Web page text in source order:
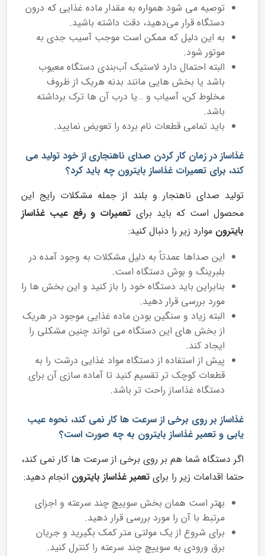
توصیه می ‌شود همواره به مقدار ماده غذایی که درون
دستگاه قرار می‌دهید، دقت داشته باشید.
به این دلیل که ممکن است موجب آسیب جدی به
موتور شود.
البته احتمال دارد لاستیک آب‌بندی دستگاه معیوب
باشد یا بخش‌ هایی مانند بدنه هریک از ظروف
مخلوط ‌کن، آسیاب و …یا درب آن ‌‌‌‌‌‌‌‌ها ترک برداشته
باشد.
باید تمامی قطعات نام برده را تعویض نمایید.
غذاساز در زمان کار کردن صدای ناهنجاری از خود تولید می
کند، برای تعمیرات غذاساز بایترون چه باید کرد؟
تولید صدای ناهنجار و بلند از جمله مشکلات رایج این
محصول است که باید برای تعمیرات و رفع عیب غذاساز
بایترون موارد زیر را دنبال کنید:
این صداها عمدتاً به دلیل مشکلات به وجود آمده در
بلبرینگ و بوش دستگاه است.
بنابراین باید دستگاه خود را باز کنید و این بخش ‌ها را
مورد بررسی قرار دهید.
البته زیاد و سنگین بودن ماده غذایی موجود در هریک
از بخش ‌های این دستگاه می ‌تواند چنین مشکلی را
ایجاد کند.
پیش از استفاده از دستگاه مواد غذایی درشت را به
قطعات کوچک تر تقسیم کنید تا آماده سازی آن برای
دستگاه غذاساز راحت ‌تر باشد.
غذاساز بر روی برخی از سرعت ها کار نمی کند، نحوه عیب
یابی و تعمیر غذاساز بایترون به چه صورت است؟
اگر دستگاه شما هم بر روی برخی از سرعت ها کار نمی کند،
حتما اقدامات زیر را برای تعمیر غذاساز بایترون انجام دهید:
بهتر است همان بخش سوییچ چند سرعته و اجزای
مرتبط با آن را مورد بررسی قرار دهید.
برای شروع از یک مولتی متر کمک بگیرید و جریان
برق ورودی به سوییچ چند سرعته را کنترل کنید.